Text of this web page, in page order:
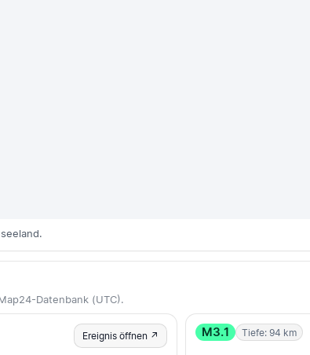
Datenbank (UTC).
Ereignis öffnen ↗ M3.1 Tiefe: 94 km